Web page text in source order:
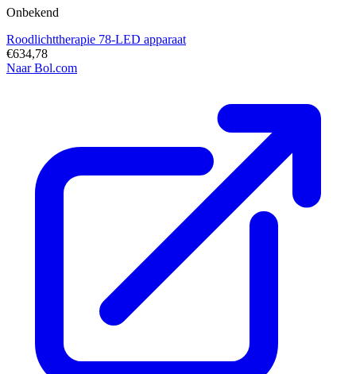
Onbekend
Roodlichttherapie 78-LED apparaat
€634,78
Naar Bol.com